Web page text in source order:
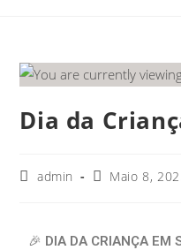
Dia da
admin Maio 8,
🎉 DIA DA CRIANÇA EM